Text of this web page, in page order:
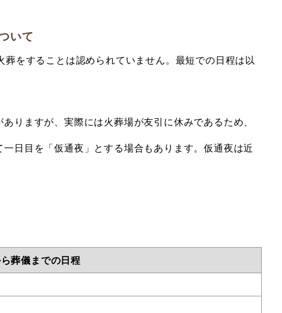
いて
をすることは認められていません。最短での日程は以
りますが、実際には火葬場が友引に休みであるため、
日目を「仮通夜」とする場合もあります。仮通夜は近
葬儀までの日程